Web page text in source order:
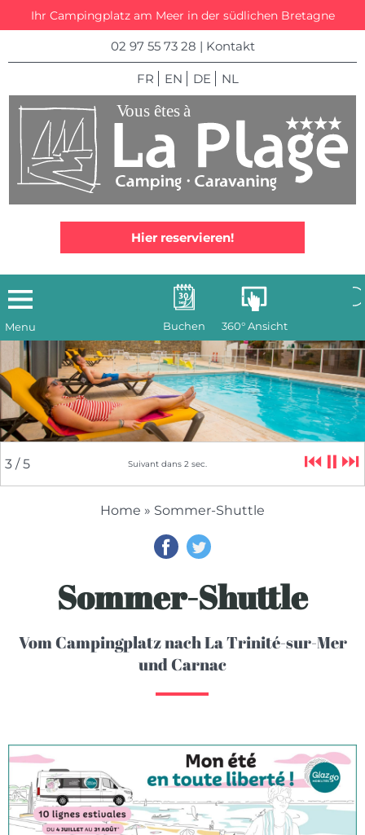
Ihr Campingplatz am Meer in der südlichen Bretagne
02 97 55 73 28 | Kontakt
FR EN DE NL
Buchen 360° Ansicht
Hier reservieren!
3 / 5 Suivant dans 2sec. ⏮ ⏸ ⏭
Menu
Home » Sommer-Shuttle
Sommer-Shuttle
Vom Campingplatz nach La Trinité-sur-Mer
und Carnac